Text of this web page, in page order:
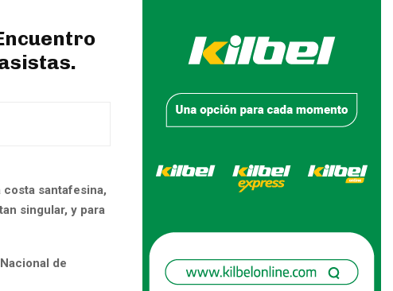
santafesina,
singular, y para
de